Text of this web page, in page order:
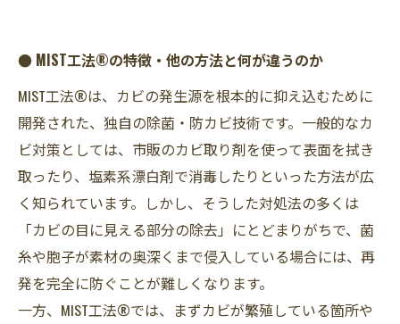
● MIST工法®の特徴・他の方法と何が違うのか
MIST工法®は、カビの発生源を根本的に抑え込むために
開発された、独自の除菌・防カビ技術です。一般的なカ
ビ対策としては、市販のカビ取り剤を使って表面を拭き
取ったり、塩素系漂白剤で消毒したりといった方法が広
く知られています。しかし、そうした対処法の多くは
「カビの目に見える部分の除去」にとどまりがちで、菌
糸や胞子が素材の奥深くまで侵入している場合には、再
発を完全に防ぐことが難しくなります。
一方、MIST工法®では、まずカビが繁殖している箇所や